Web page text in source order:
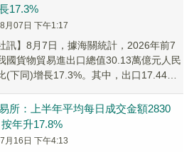
17.3%
月07日 下午1:17
訊】8月7日，據海關統計，2026年前7
國貨物貿易進出口總值30.13萬億元人民
(下同)增長17.3%。其中，出口17.44萬
所：上半年平均每日成交金額2830
年升17.8%
月16日 下午4:13